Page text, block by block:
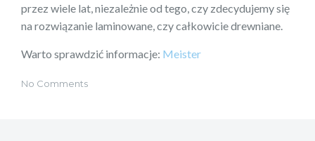
przez wiele lat, niezależnie od tego, czy zdecydujemy się
na rozwiązanie laminowane, czy całkowicie drewniane.
Warto sprawdzić informacje: Meister
No Comments